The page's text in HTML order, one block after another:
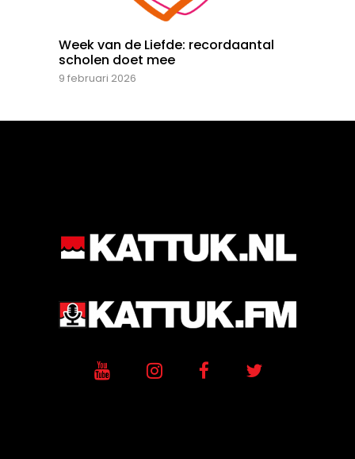
Week van de Liefde: recordaantal
scholen doet mee
9 februari 2026